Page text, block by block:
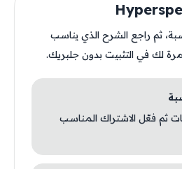
ثم راجع الشرح الذي يناسب
لك في التثبيت بدون جلبريك.
ثم فعّل الاشتراك المناسب